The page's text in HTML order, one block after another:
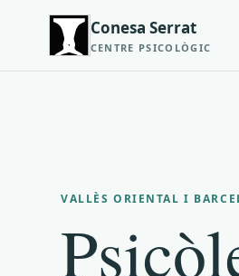
Conesa Serrat
CENTRE PSICOLÒGIC
VALLÈS ORIENTAL I